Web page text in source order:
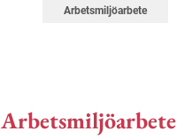
Arbetsmiljöarbete
Arbetsmiljöarbete